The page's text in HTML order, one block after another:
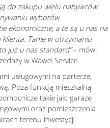
do zakupu wielu nabywców.
wyborów
ekonomiczne, a te są u nas na
Tanie w utrzymaniu
już u nas standard”– mówi
w Wawel Service.
usługowymi na parterze,
Poza funkcją mieszkalną
takie jak: garaże
oraz pomieszczenia
terenu inwestycji